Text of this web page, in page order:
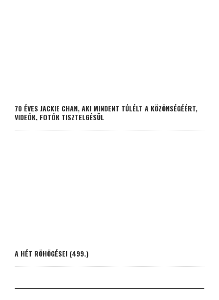
70 ÉVES JACKIE CHAN, AKI MINDENT TÚLÉLT A KÖZÖNSÉGÉÉRT,
VIDEÓK, FOTÓK TISZTELGÉSÜL
A HÉT RÖHÖGÉSEI (499.)